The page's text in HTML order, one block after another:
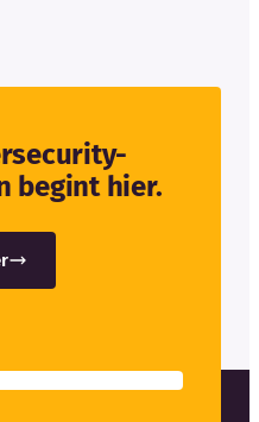
begint hier.